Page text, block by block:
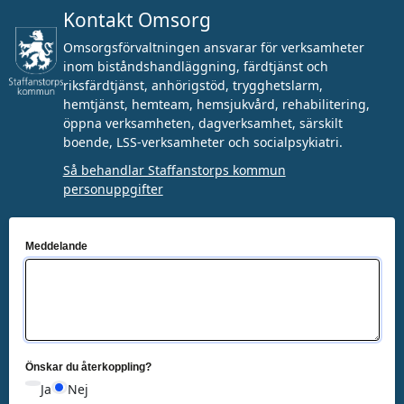
Kontakt Omsorg
Omsorgsförvaltningen ansvarar för verksamheter
inom biståndshandläggning, färdtjänst och
riksfärdtjänst, anhörigstöd, trygghetslarm,
hemtjänst, hemteam, hemsjukvård, rehabilitering,
öppna verksamheten, dagverksamhet, särskilt
boende, LSS-verksamheter och socialpsykiatri.
Så behandlar Staffanstorps kommun
personuppgifter
Meddelande
Önskar du återkoppling?
Ja Nej